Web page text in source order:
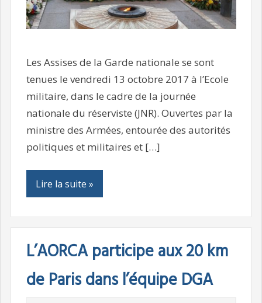
Les Assises de la Garde nationale se sont
tenues le vendredi 13 octobre 2017 à l’Ecole
militaire, dans le cadre de la journée
nationale du réserviste (JNR). Ouvertes par la
ministre des Armées, entourée des autorités
politiques et militaires et […]
Lire la suite »
L’AORCA participe aux 20 km
de Paris dans l’équipe DGA